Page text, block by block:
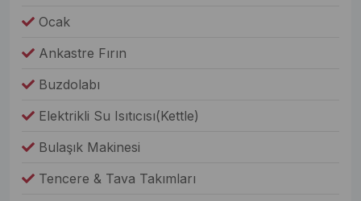
Ocak
Ankastre Fırın
Buzdolabı
Elektrikli Su Isıtıcısı(Kettle)
Bulaşık Makinesi
Tencere & Tava Takımları